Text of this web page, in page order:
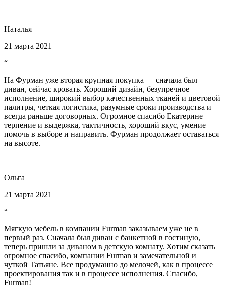
Наталья
21 марта 2021
“
На Фурман уже вторая крупная покупка — сначала был
диван, сейчас кровать. Хороший дизайн, безупречное
исполнение, широкий выбор качественных тканей и цветовой
палитры, четкая логистика, разумные сроки производства и
всегда раньше договорных. Огромное спасибо Екатерине —
терпение и выдержка, тактичность, хороший вкус, умение
помочь в выборе и направить. Фурман продолжает оставаться
на высоте.
Ольга
21 марта 2021
“
Мягкую мебель в компании Furman заказываем уже не в
первый раз. Сначала был диван с банкетной в гостиную,
теперь пришли за диваном в детскую комнату. Хотим сказать
огромное спасибо, компании Furman и замечательной и
чуткой Татьяне. Все продуманно до мелочей, как в процессе
проектирования так и в процессе исполнения. Спасибо,
Furman!